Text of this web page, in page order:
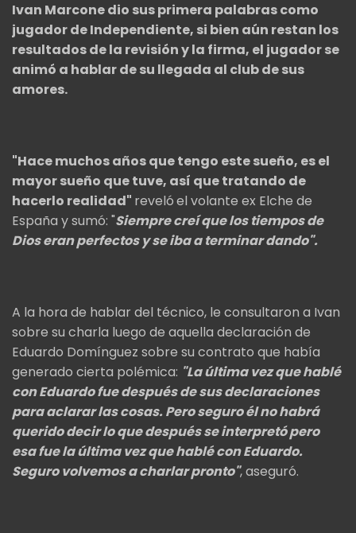
Ivan Marcone dio sus primera palabras como
jugador de Independiente, si bien aún restan los
resultados de la revisión y la firma, el jugador se
animó a hablar de su llegada al club de sus
amores.
"Hace muchos años que tengo este sueño, es el
mayor sueño que tuve, así que tratando de
hacerlo realidad" revelóel volante ex Elche de
España y sumó: "Siempre creí que los tiempos de
Dios eran perfectos y se iba a terminar dando".
A la hora de hablar del técnico, le consultaron a Ivan
sobre su charla luego de aquella declaración de
Eduardo Domínguez sobre su contrato que había
generado cierta polémica: "La última vez que hablé
con Eduardo fue después de sus declaraciones
para aclarar las cosas. Pero seguro él no habrá
querido decir lo que después se interpretó pero
esa fue la última vez que hablé con Eduardo.
Seguro volvemos a charlar pronto", aseguró.